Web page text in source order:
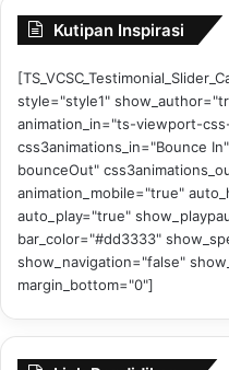
Kutipan Inspirasi
style="style1"
animation_in="ts-viewport-
css3animations_in="Bounce
bounceOut"
animation_mobile="true"
auto_play="true"
bar_color="#dd3333"
show_navigation="false"
margin_bottom="0"]